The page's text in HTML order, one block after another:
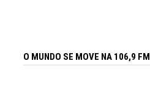
O MUNDO SE MOVE NA 106,9 FM